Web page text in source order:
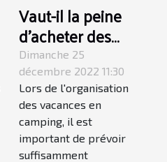
Vaut-il la peine
d'acheter des
tables de
camping
pliantes ?
Dimanche 25
décembre 2022 11:30
Lors de l'organisation
des vacances en
camping, il est
important de prévoir
suffisamment